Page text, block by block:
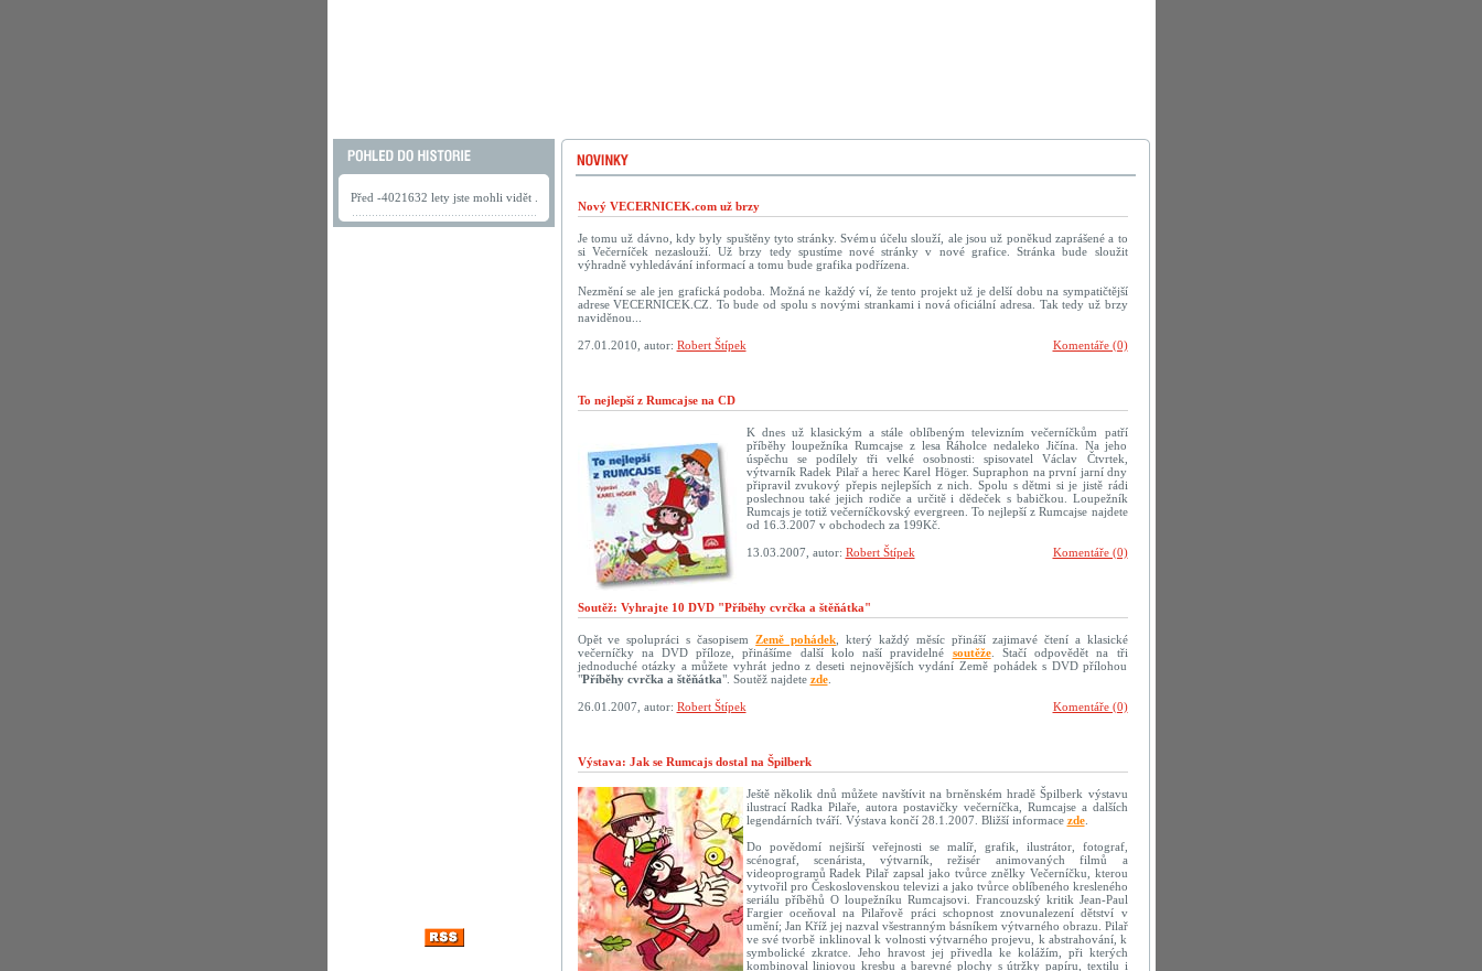
Před -4021632 lety jste mohli vidět .
Nový VECERNICEK.com už brzy
Je tomu už dávno, kdy byly spuštěny tyto stránky. Svému účelu slouží, ale jsou už poněkud zaprášené a to
si Večerníček nezaslouží. Už brzy tedy spustíme nové stránky v nové grafice. Stránka bude sloužit
výhradně vyhledávání informací a tomu bude grafika podřízena.
Nezmění se ale jen grafická podoba. Možná ne každý ví, že tento projekt už je delší dobu na sympatičtější
adrese VECERNICEK.CZ. To bude od spolu s novými strankami i nová oficiální adresa. Tak tedy už brzy
naviděnou...
Komentáře (0)
27.01.2010, autor: Robert Štípek
To nejlepší z Rumcajse na CD
K dnes už klasickým a stále oblíbeným televizním večerníčkům patří
příběhy loupežníka Rumcajse z lesa Řáholce nedaleko Jičína. Na jeho
úspěchu se podílely tři velké osobnosti: spisovatel Václav Čtvrtek,
výtvarník Radek Pilař a herec Karel Höger. Supraphon na první jarní dny
připravil zvukový přepis nejlepších z nich. Spolu s dětmi si je jistě rádi
poslechnou také jejich rodiče a určitě i dědeček s babičkou. Loupežník
Rumcajs je totiž večerníčkovský evergreen. To nejlepší z Rumcajse najdete
od 16.3.2007 v obchodech za 199Kč.
Komentáře (0)
13.03.2007, autor: Robert Štípek
Soutěž: Vyhrajte 10 DVD "Příběhy cvrčka a štěňátka"
Opět ve spolupráci s časopisemZemě pohádek , který každý měsíc přináší zajimavé čtení a klasické
večerníčky na DVD příloze, přinášíme další kolo naší pravidelné soutěže. Stačí odpovědět na tři
jednoduché otázky a můžete vyhrát jedno z deseti nejnovějších vydání Země pohádek s DVD přílohou
"Příběhy cvrčka a štěňátka". Soutěž najdete zde.
Komentáře (0)
26.01.2007, autor: Robert Štípek
Výstava: Jak se Rumcajs dostal na Špilberk
Ještě několik dnů můžete navštívit na brněnském hradě Špilberk výstavu
ilustrací Radka Pilaře, autora postavičky večerníčka, Rumcajse a dalších
legendárních tváří. Výstava končí 28.1.2007. Bližší informace zde.
Do povědomí nejširší veřejnosti se malíř, grafik, ilustrátor, fotograf,
scénograf, scenárista, výtvarník, režisér animovaných filmů a
videoprogramů Radek Pilař zapsal jako tvůrce znělky Večerníčku, kterou
vytvořil pro Československou televizi a jako tvůrce oblíbeného kresleného
seriálu příběhů O loupežníku Rumcajsovi. Francouzský kritik Jean-Paul
Fargier oceňoval na Pilařově práci schopnost znovunalezení dětství v
umění; Jan Kříž jej nazval všestranným básníkem výtvarného obrazu. Pilař
ve své tvorbě inklinoval k volnosti výtvarného projevu, k abstrahování, k
symbolické zkratce. Jeho hravost jej přivedla ke kolážím, při kterých
kombinoval liniovou kresbu a barevné plochy s útržky papíru, textilu i